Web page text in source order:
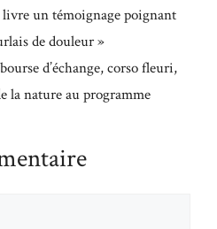
un témoignage poignant
de douleur »
d’échange, corso fleuri,
la nature au programme